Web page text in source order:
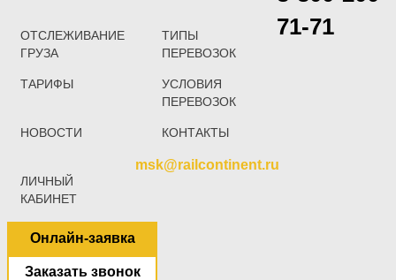
ОТСЛЕЖИВАНИЕ
ГРУЗА
ТИПЫ
ПЕРЕВОЗОК
ТАРИФЫ
УСЛОВИЯ
ПЕРЕВОЗОК
НОВОСТИ КОНТАКТЫ
ЛИЧНЫЙ
КАБИНЕТ
71-71
msk@railcontinent.ru
Онлайн-заявка
Заказать звонок